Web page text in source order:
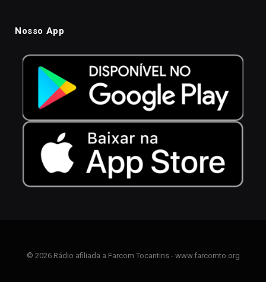
Nosso App
© 2026 Rádio afiliada a Farcom Tocantins - www.farcomto.org